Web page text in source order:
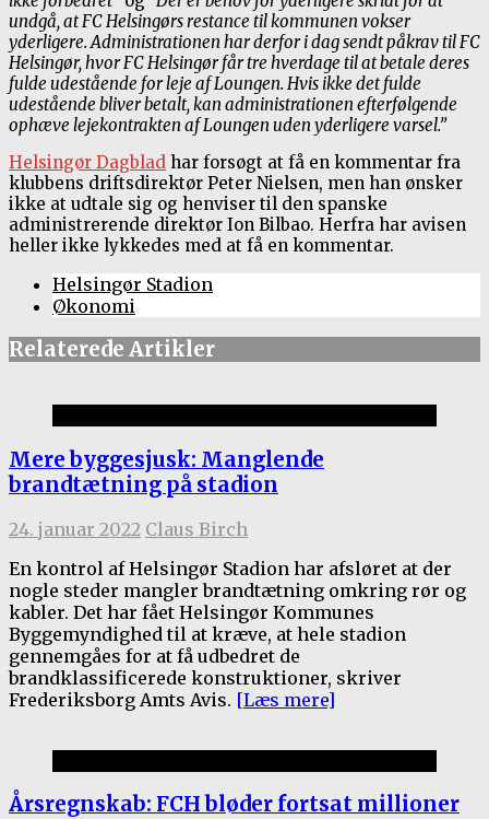
undgå, at FC Helsingørs restance til kommunen vokser
yderligere. Administrationen har derfor i dag sendt påkrav til FC
Helsingør, hvor FC Helsingør får tre hverdage til at betale deres
fulde udestående for leje af Loungen. Hvis ikke det fulde
udestående bliver betalt, kan administrationen efterfølgende
ophæve lejekontrakten af Loungen uden yderligere varsel.”
Helsingør Dagblad har forsøgt at få en kommentar fra
klubbens driftsdirektør Peter Nielsen, men han ønsker
ikke at udtale sig og henviser til den spanske
administrerende direktør Ion Bilbao. Herfra har avisen
heller ikke lykkedes med at få en kommentar.
Helsingør Stadion
Økonomi
Relaterede Artikler
Mere byggesjusk: Manglende
brandtætning på stadion
24. januar 2022 Claus Birch
En kontrol af Helsingør Stadion har afsløret at der
nogle steder mangler brandtætning omkring rør og
kabler. Det har fået Helsingør Kommunes
Byggemyndighed til at kræve, at hele stadion
gennemgåes for at få udbedret de
brandklassificerede konstruktioner, skriver
Frederiksborg Amts Avis. [Læs mere]
Årsregnskab: FCH bløder fortsat millioner